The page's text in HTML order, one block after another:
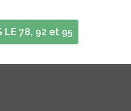
LE 78, 92 et 95